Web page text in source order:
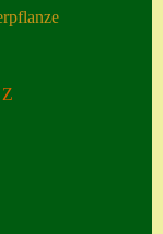
ngen
Neuheiten